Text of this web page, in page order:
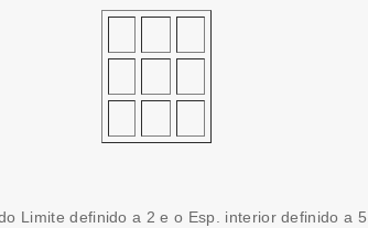
Limite definido a 2 e o Esp. interior definido a